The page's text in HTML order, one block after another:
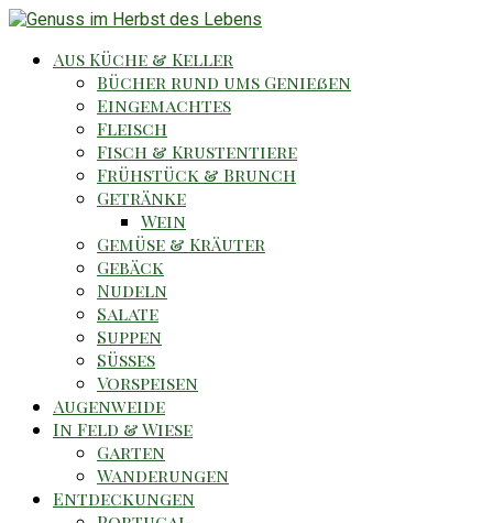
Aus Küche & Keller
Bücher rund ums Genießen
Eingemachtes
Fleisch
Fisch & Krustentiere
Frühstück & Brunch
Getränke
Wein
Gemüse & Kräuter
Gebäck
Nudeln
Salate
Suppen
Süsses
Vorspeisen
Augenweide
In Feld & Wiese
Garten
Wanderungen
Entdeckungen